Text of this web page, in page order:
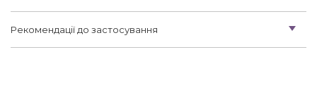
Рекомендації до застосування